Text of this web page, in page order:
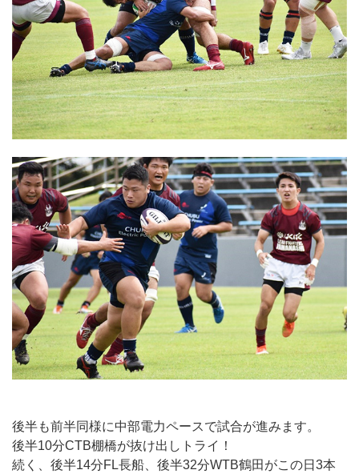
後半も前半同様に中部電力ペースで試合が進みます。
後半10分CTB棚橋が抜け出しトライ！
続く、後半14分FL長船、後半32分WTB鶴田がこの日3本